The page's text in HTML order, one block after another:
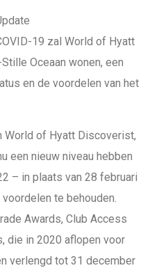
19 zal World of Hyatt
Oceaan wonen, een
en de voordelen van het
World of Hyatt Discoverist,
een nieuw niveau hebben
– in plaats van 28 februari
te behouden.
Awards, Club Access
die in 2020 aflopen voor
verlengd tot 31 december